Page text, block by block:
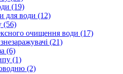
(19)
для води (12)
(56)
очищення води (17)
(21)
(6)
(1)
(2)